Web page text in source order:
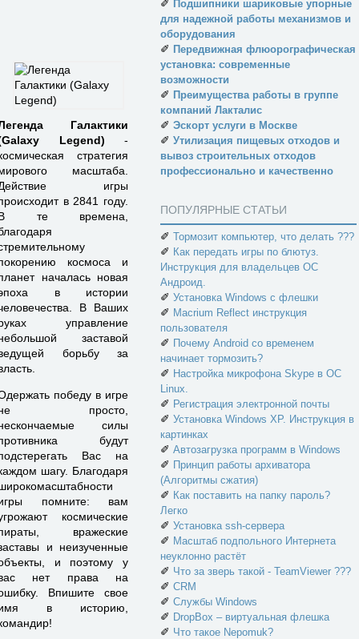
Галактики
Legend) -
стратегия
масштаба.
игры
в 2841 году.
те времена,
космоса и
началась новая
в истории
В Ваших
управление
заставой
борьбу за
победу в игре
просто,
силы
будут
Вас на
шагу. Благодаря
помните: вам
космические
вражеские
и неизученные
и поэтому у
нет права на
Впишите свое
в историю,
✐ Подшипники шариковые упорные
для надежной работы механизмов и
оборудования
✐ Передвижная флюорографическая
установка: современные
возможности
✐ Преимущества работы в группе
компаний Лакталис
✐ Эскорт услуги в Москве
✐ Утилизация пищевых отходов и
вывоз строительных отходов
профессионально и качественно
ПОПУЛЯРНЫЕ СТАТЬИ
✐ Тормозит компьютер, что делать ???
✐ Как передать игры по блютуз.
Инструкция для владельцев ОС
Андроид.
✐ Установка Windows с флешки
✐ Macrium Reflect инструкция
пользователя
✐ Почему Android со временем
начинает тормозить?
✐ Настройка микрофона Skype в ОС
Linux.
✐ Регистрация электронной почты
✐ Установка Windows XP. Инструкция в
картинках
✐ Автозагрузка программ в Windows
✐ Принцип работы архиватора
(Алгоритмы сжатия)
✐ Как поставить на папку пароль?
Легко
✐ Установка ssh-сервера
✐ Масштаб подпольного Интернета
неуклонно растёт
✐ Что за зверь такой - TeamViewer ???
✐ CRM
✐ Службы Windows
✐ DropBox – виртуальная флешка
✐ Что такое Nepomuk?